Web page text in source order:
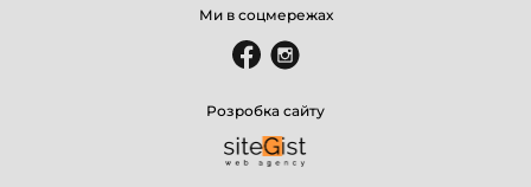
Ми в соцмережах
Розробка сайту